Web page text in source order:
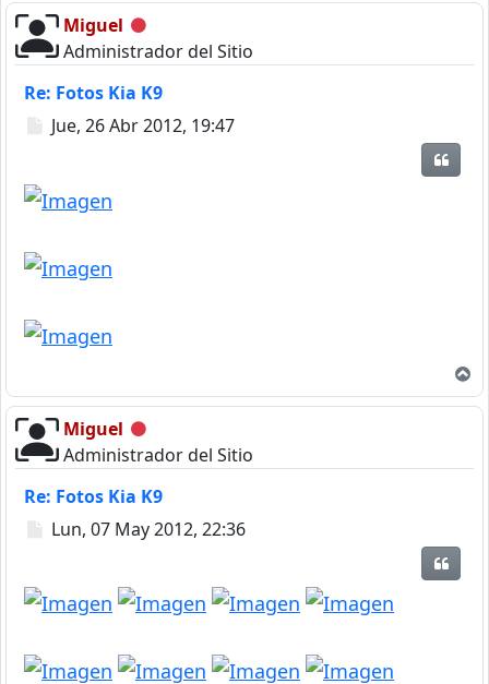
Miguel Desconectado
Administrador del Sitio
Re: Fotos Kia K9
Mensaje
Jue, 26 Abr 2012, 19:47
Miguel Desconectado
Administrador del Sitio
Re: Fotos Kia K9
Mensaje
Lun, 07 May 2012, 22:36